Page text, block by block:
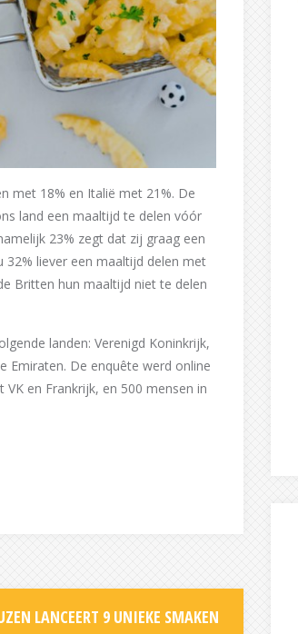
met 18% en Italië met 21%. De
land een maaltijd te delen vóór
23% zegt dat zij graag een
liever een maaltijd delen met
Britten hun maaltijd niet te delen
landen: Verenigd Koninkrijk,
Emiraten. De enquête werd online
en Frankrijk, en 500 mensen in
LANCEERT 9 UNIEKE SMAKEN